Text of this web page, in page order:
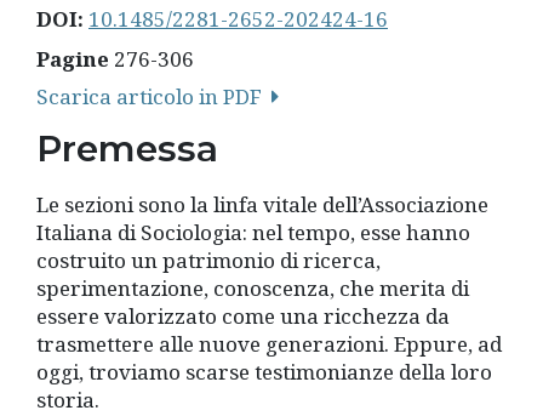
DOI: 10.1485/2281-2652-202424-16
Pagine 276-306
Scarica articolo in PDF
Premessa
Le sezioni sono la linfa vitale dell’Associazione
Italiana di Sociologia: nel tempo, esse hanno
costruito un patrimonio di ricerca,
sperimentazione, conoscenza, che merita di
essere valorizzato come una ricchezza da
trasmettere alle nuove generazioni. Eppure, ad
oggi, troviamo scarse testimonianze della loro
storia.